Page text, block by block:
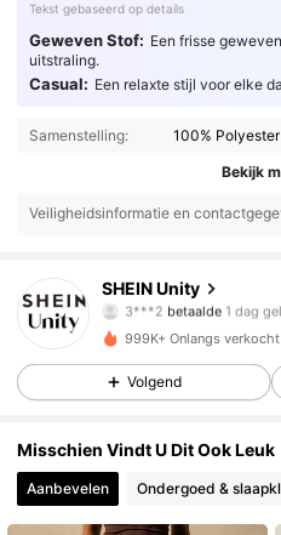
Tekst gebaseerd op details
Geweven Stof: Een frisse
uitstraling.
Casual: Een relaxte stijl voor elke
Samenstelling: 100% Polyester
Bekijk
Veiligheidsinformatie en
SHEIN Unity
3***2betaalde
n***9gevolgd5 uur
999K+ Onlangs verkocht
Volgend
Misschien Vindt U Dit Ook Leuk
Aanbevelen Ondergoed &